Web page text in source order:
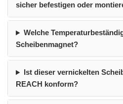
sicher befestigen oder
Welche
Scheibenmagnet?
Ist dieser vernickelten
REACH konform?